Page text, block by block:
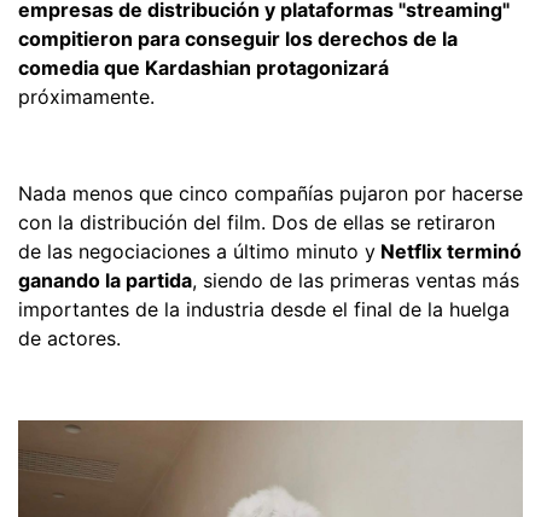
empresas de distribución y plataformas "streaming"
compitieron para conseguir los derechos de la
comedia que Kardashian protagonizará
próximamente.
Nada menos que cinco compañías pujaron por hacerse
con la distribución del film. Dos de ellas se retiraron
de las negociaciones a último minuto y Netflix terminó
ganando la partida, siendo de las primeras ventas más
importantes de la industria desde el final de la huelga
de actores.